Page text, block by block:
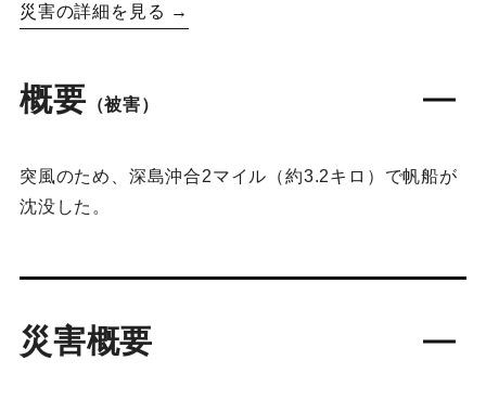
災害の詳細を見る →
概要 （被害）
突風のため、深島沖合2マイル（約3.2キロ）で帆船が
沈没した。
災害概要